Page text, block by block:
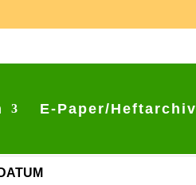
E-Paper/Heftarchiv
DATUM